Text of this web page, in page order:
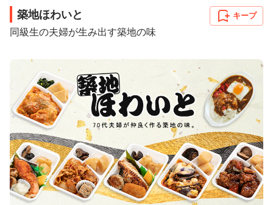
築地ほわいと
同級生の夫婦が生み出す築地の味
キープ